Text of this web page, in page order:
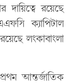
দায়িত্বে রয়েছে
ক্যাপিটাল
লংকাবাংলা
আন্তর্জাতিক